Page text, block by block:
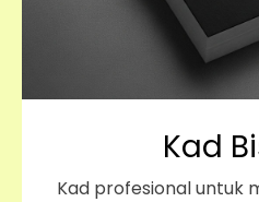
Kad
Kad profesional untuk